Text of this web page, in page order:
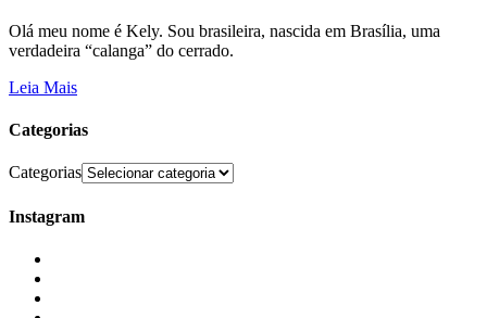
Olá meu nome é Kely. Sou brasileira, nascida em Brasília, uma
verdadeira “calanga” do cerrado.
Leia Mais
Categorias
Categorias
Instagram